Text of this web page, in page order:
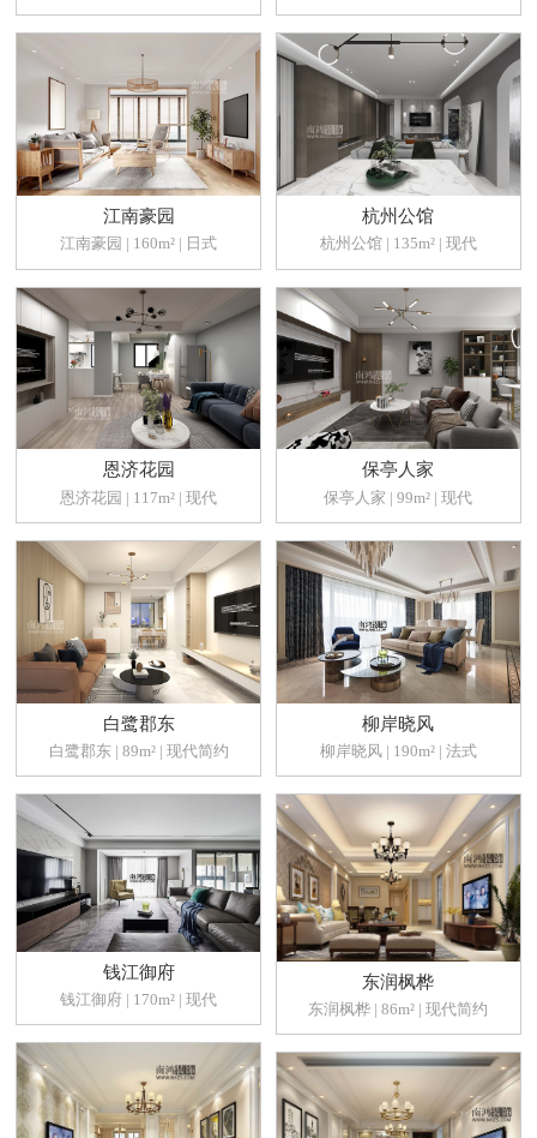
江南豪园
江南豪园 | 160m² | 日式
杭州公馆
杭州公馆 | 135m² | 现代
恩济花园
恩济花园 | 117m² | 现代
保亭人家
保亭人家 | 99m² | 现代
白鹭郡东
白鹭郡东 | 89m² | 现代简约
柳岸晓风
柳岸晓风 | 190m² | 法式
钱江御府
钱江御府 | 170m² | 现代
东润枫桦
东润枫桦 | 86m² | 现代简约